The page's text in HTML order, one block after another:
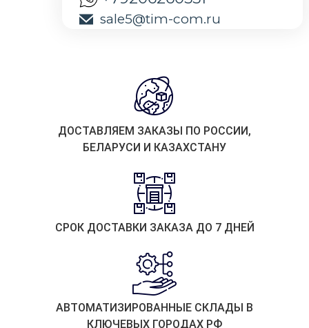
sale5@tim-com.ru
ДОСТАВЛЯЕМ ЗАКАЗЫ ПО РОССИИ,
БЕЛАРУСИ И КАЗАХСТАНУ
СРОК ДОСТАВКИ ЗАКАЗА ДО 7 ДНЕЙ
АВТОМАТИЗИРОВАННЫЕ СКЛАДЫ В
КЛЮЧЕВЫХ ГОРОДАХ РФ